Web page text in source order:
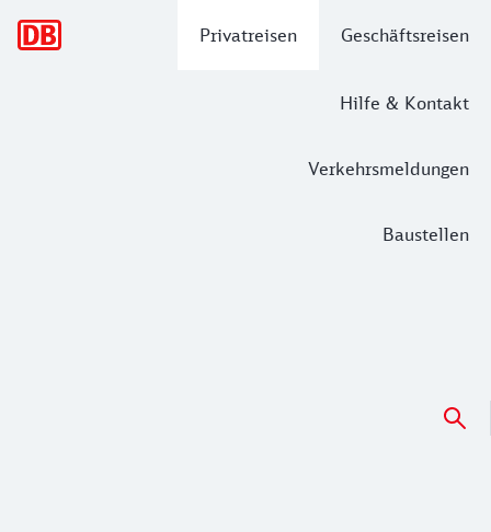
Privatreisen Geschäftsreisen
Hilfe & Kontakt
Verkehrsmeldungen
Baustellen